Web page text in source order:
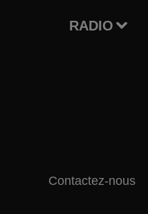
RADIO
Contactez-nous